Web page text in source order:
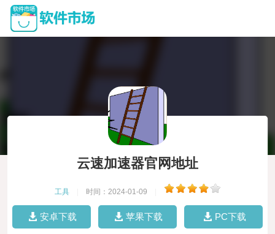
云速加速器官网地址
工具 时间：2024-01-09
安卓下载 苹果下载 PC下载